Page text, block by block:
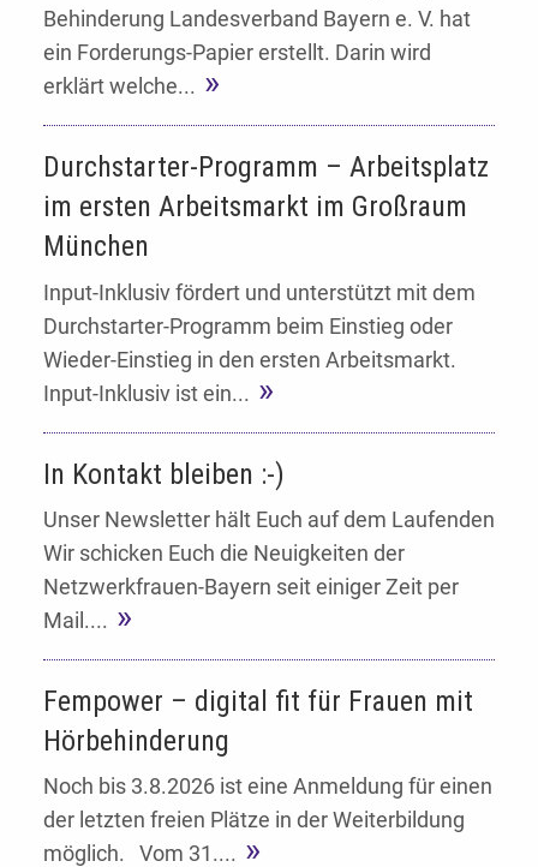
Behinderung Landesverband Bayern e. V. hat
ein Forderungs-Papier erstellt. Darin wird
erklärt welche...
Durchstarter-Programm – Arbeitsplatz
im ersten Arbeitsmarkt im Großraum
München
Input-Inklusiv fördert und unterstützt mit dem
Durchstarter-Programm beim Einstieg oder
Wieder-Einstieg in den ersten Arbeitsmarkt.
Input-Inklusiv ist ein...
In Kontakt bleiben :-)
Unser Newsletter hält Euch auf dem Laufenden
Wir schicken Euch die Neuigkeiten der
Netzwerkfrauen-Bayern seit einiger Zeit per
Mail....
Fempower – digital fit für Frauen mit
Hörbehinderung
Noch bis 3.8.2026 ist eine Anmeldung für einen
der letzten freien Plätze in der Weiterbildung
möglich. Vom 31....